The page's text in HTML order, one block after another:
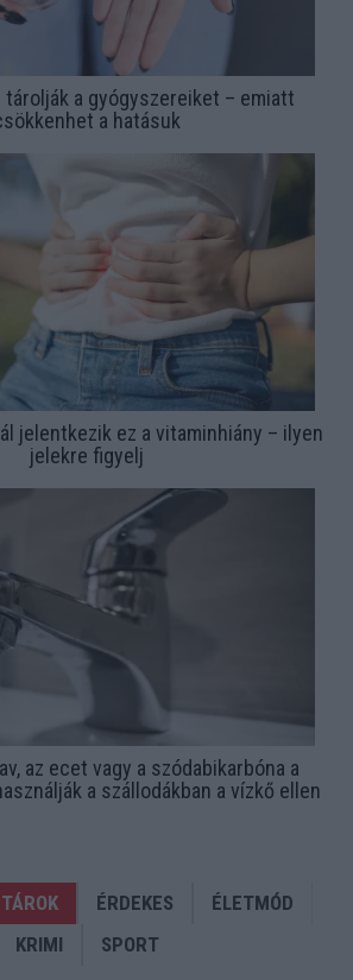
tárolják a gyógyszereiket – emiatt
a hatásuk
jelentkezik ez a vitaminhiány – ilyen
jelekre figyelj
az ecet vagy a szódabikarbóna a
a szállodákban a vízkő ellen
ÉRDEKES
ÉLETMÓD
KRIMI
SPORT